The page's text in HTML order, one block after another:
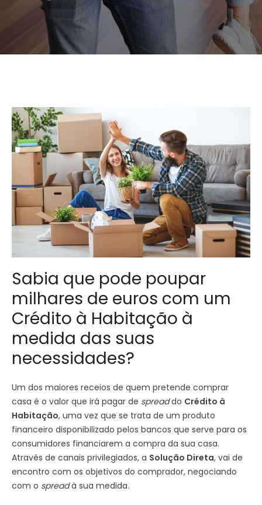
Sabia que pode poupar
milhares de euros com um
Crédito à Habitação à
medida das suas
necessidades?
Um dos maiores receios de quem pretende comprar
casa é o valor que irá pagar de spreaddo Crédito à
Habitação, uma vez que se trata de um produto
financeiro disponibilizado pelos bancos que serve para os
consumidores financiarem a compra da sua casa.
Através de canais privilegiados, a Solução Direta, vai de
encontro com os objetivos do comprador, negociando
com o spreadà sua medida.